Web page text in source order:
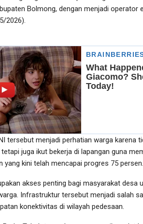
Bolmong, dengan menjadi operator
2026).
tersebut menjadi perhatian warga karena
juga ikut bekerja di lapangan guna
yang kini telah mencapai progres 75 persen.
akses penting bagi masyarakat desa
Infrastruktur tersebut menjadi salah
konektivitas di wilayah pedesaan.